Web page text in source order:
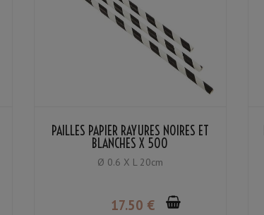
PAILLES PAPIER RAYURES NOIRES ET
BLANCHES X 500
Ø 0.6 X L 20cm
17.50 €